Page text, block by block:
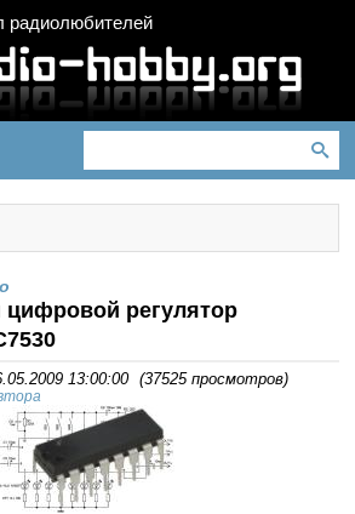
радиолюбителей
регулятор
13:00:00 (37525 просмотров)